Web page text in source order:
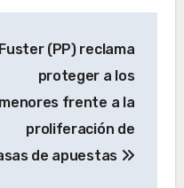
Fuster (PP) reclama
proteger a los
menores frente a la
proliferación de
de apuestas